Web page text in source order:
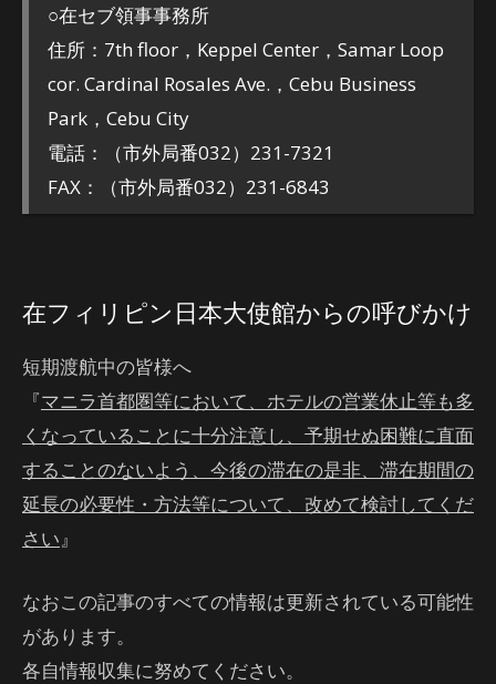
○在セブ領事事務所
住所：7th floor，Keppel Center，Samar Loop
cor. Cardinal Rosales Ave.，Cebu Business
Park，Cebu City
電話：（市外局番032）231-7321
FAX：（市外局番032）231-6843
在フィリピン日本大使館からの呼びかけ
短期渡航中の皆様へ
『マニラ首都圏等において、ホテルの営業休止等も多
くなっていることに十分注意し、予期せぬ困難に直面
することのないよう、今後の滞在の是非、滞在期間の
延長の必要性・方法等について、改めて検討してくだ
さい』
なおこの記事のすべての情報は更新されている可能性
があります。
各自情報収集に努めてください。